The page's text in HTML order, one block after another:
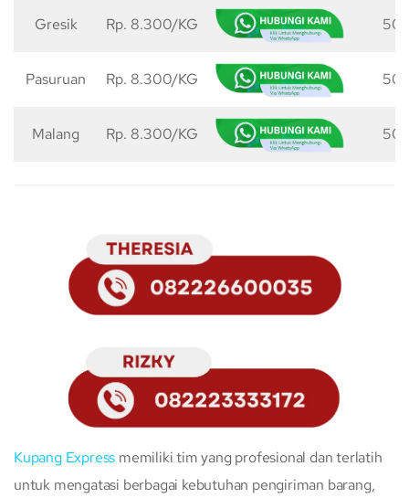
Gresik Rp. 8.300/KG 50
Pasuruan Rp. 8.300/KG 50
Malang Rp. 8.300/KG 50
Kupang Express memiliki tim yang profesional dan terlatih
untuk mengatasi berbagai kebutuhan pengiriman barang,